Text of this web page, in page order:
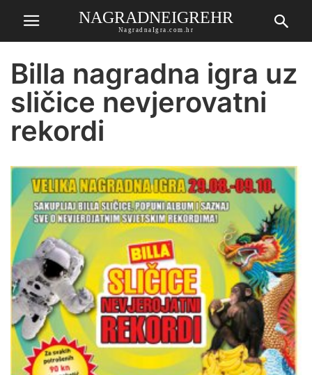
NAGRADNEIGREHR
NagradnaIgra.com.hr
Billa nagradna igra uz
sličice nevjerovatni
rekordi